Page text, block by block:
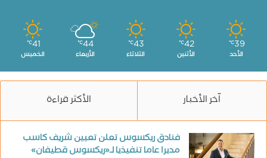
39
℃
الأحد
42
℃
الأثنين
43
℃
الثلاثاء
44
℃
الأربعاء
41
℃
الخميس
آخر الأخبار الأكثر قراءة
فنادق ريكسوس تعلن تعيين شريف كاسب
مديرا عاما تنفيذيا لـ«ريكسوس قطيفان»